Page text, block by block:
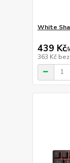
White
439 Kč/
363 Kč